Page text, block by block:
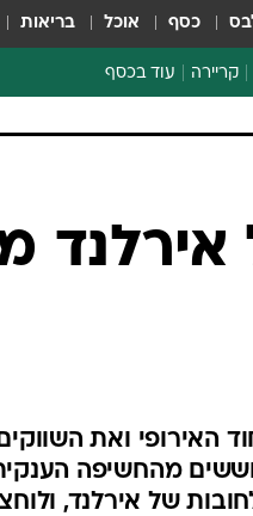
כסף אוכל בריאות
קריירה עוד בכסף
ספורט ביזנס
האירופי ואת
של אירלנד,